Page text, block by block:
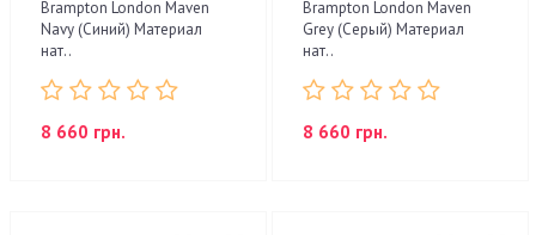
Brampton London Maven
Navy (Синий) Материал
нат..
8 660 грн.
Brampton London Maven
Grey (Серый) Материал
нат..
8 660 грн.